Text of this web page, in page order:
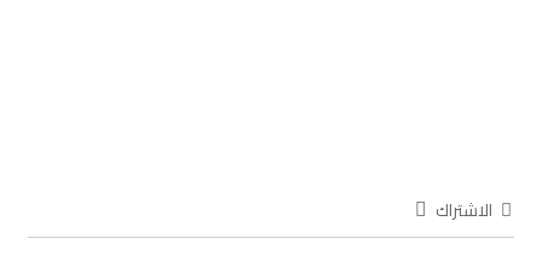
الاشتراك